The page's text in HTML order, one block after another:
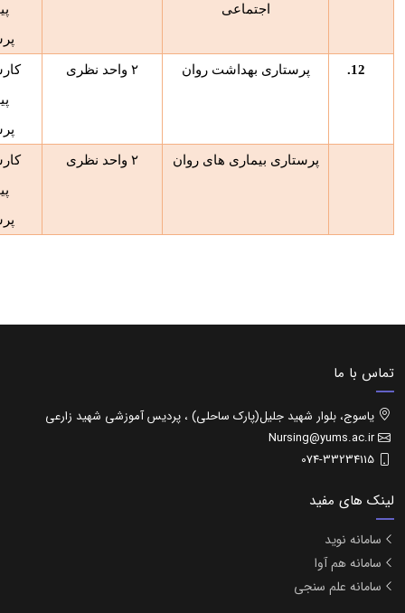
اجتماعی
12. پرستاری بهداشت روان ۲ واحد نظری
پرستاری بیماری های روان ۲ واحد نظری
تماس با ما
یاسوج، بلوار شهید جلیل(پارک ساحلی) ، پردیس آموزشی شهید زارعی
Nursing@yums.ac.ir
074-33234115
لینک های مفید
سامانه نوید
سامانه هم آوا
سامانه علم سنجی